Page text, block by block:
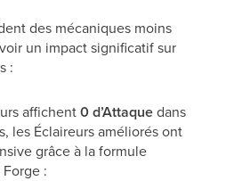
des mécaniques moins
un impact significatif sur
:
affichent0 d’Attaquedans
les Éclaireurs améliorés ont
grâce à la formule
: